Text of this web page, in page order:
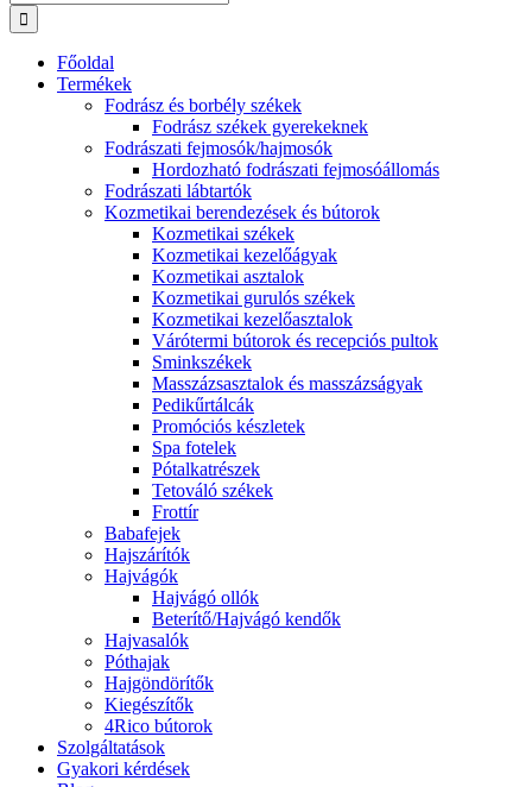
Főoldal
Termékek
Fodrász és borbély székek
Fodrász székek gyerekeknek
Fodrászati fejmosók/hajmosók
Hordozható fodrászati fejmosóállomás
Fodrászati lábtartók
Kozmetikai berendezések és bútorok
Kozmetikai székek
Kozmetikai kezelőágyak
Kozmetikai asztalok
Kozmetikai gurulós székek
Kozmetikai kezelőasztalok
Várótermi bútorok és recepciós pultok
Sminkszékek
Masszázsasztalok és masszázságyak
Pedikűrtálcák
Promóciós készletek
Spa fotelek
Pótalkatrészek
Tetováló székek
Frottír
Babafejek
Hajszárítók
Hajvágók
Hajvágó ollók
Beterítő/Hajvágó kendők
Hajvasalók
Póthajak
Hajgöndörítők
Kiegészítők
4Rico bútorok
Szolgáltatások
Gyakori kérdések